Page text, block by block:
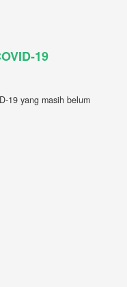
19
19 yang masih belum